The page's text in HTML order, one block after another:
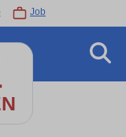
Job